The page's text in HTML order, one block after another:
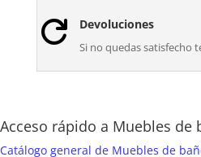
 Devoluciones
Si no quedas satisfecho
Acceso rápido a Muebles de
Catálogo general de Muebles de